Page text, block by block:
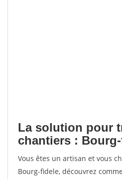
La solution pour
chantiers :
Vous êtes un artisan et vous
Bourg-fidele, découvrez